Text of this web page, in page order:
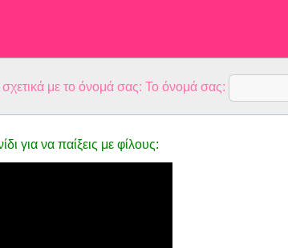
με το όνομά σας: Το όνομά σας:
για να παίξεις με φίλους: